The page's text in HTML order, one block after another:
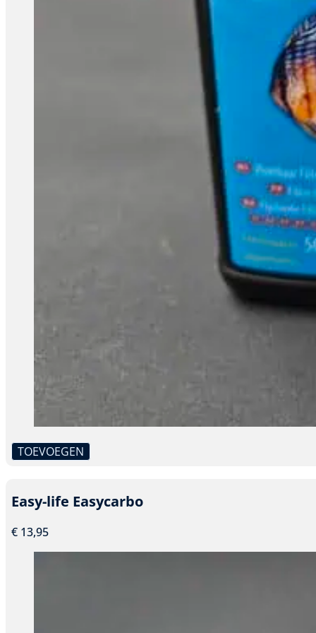
TOEVOEGEN
Dit
heeft
meerdere
variaties.
Easy-life Easycarbo
€13,95